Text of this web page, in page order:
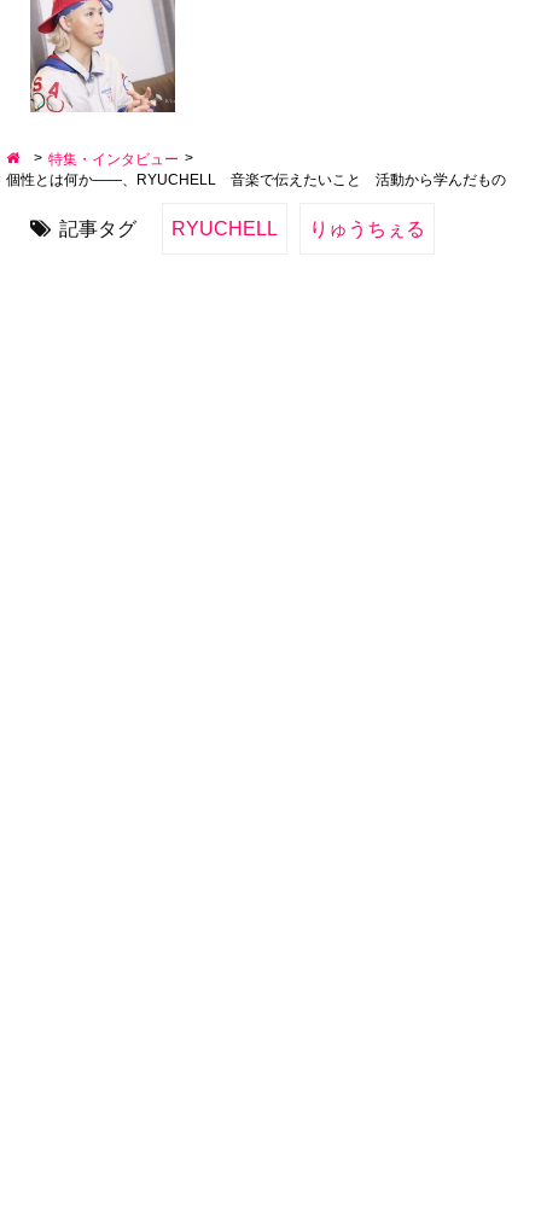
> 特集・インタビュー >
個性とは何か――、RYUCHELL 音楽で伝えたいこと 活動から学んだもの
記事タグ RYUCHELL りゅうちぇる